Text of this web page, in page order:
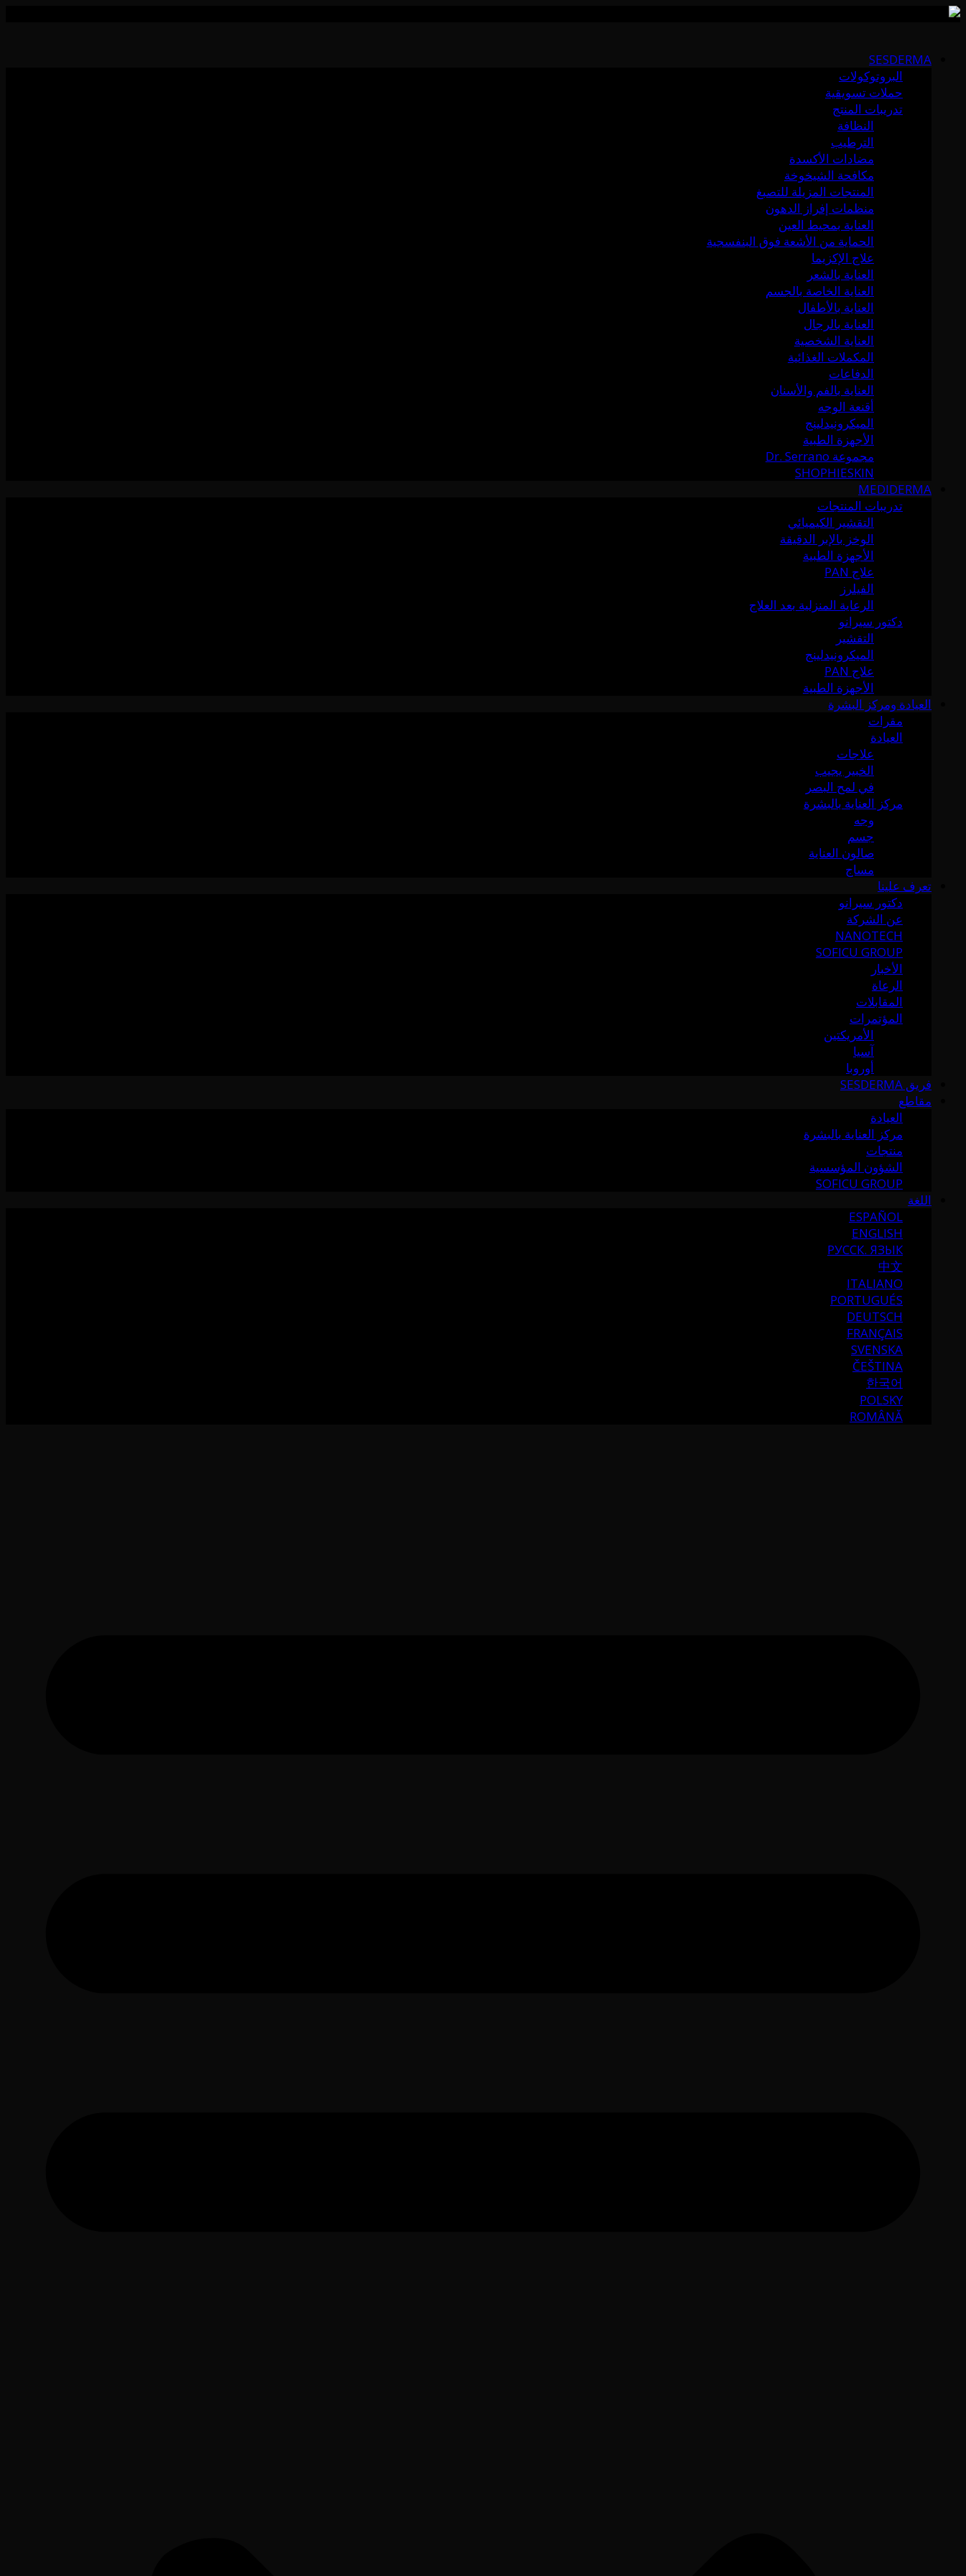
content
SESDERMA
البروتوكولات
حملات تسويقية
تدريبات المنتج
النظافة
الترطيب
مضادات الأكسدة
مكافحة الشيخوخة
المنتجات المزيلة للتصبغ
منظمات إفراز الدهون
العناية بمحيط العين
الحماية من الأشعة فوق البنفسجية
علاج الإكزيما
العناية بالشعر
العناية الخاصة بالجسم
العناية بالأطفال
العناية بالرجال
العناية الشخصية
المكملات الغذائية
الدفاعات
العناية بالفم والأسنان
أقنعة الوجه
الميكرونيدلينج
الأجهزة الطبية
مجموعة Dr. Serrano
SHOPHIESKIN
MEDIDERMA
تدريبات المنتجات
التقشير الكيميائي
الوخز بالإبر الدقيقة
الأجهزة الطبية
علاج PAN
الفيلرز
الرعاية المنزلية بعد العلاج
دكتور سيرانو
التقشير
الميكرونيدلينج
علاج PAN
الأجهزة الطبية
العيادة ومركز البشرة
مقرات
العيادة
علاجات
الخبير يجيب
في لمح البصر
مركز العناية بالبشرة
وجه
جسم
صالون العناية
مساج
تعرف علينا
دكتور سيرانو
عن الشركة
NANOTECH
SOFICU GROUP
الأخبار
الرعاة
المقابلات
المؤتمرات
الأمريكتين
آسيا
أوروبا
فريق SESDERMA
مقاطع
العيادة
مركز العناية بالبشرة
منتجات
الشؤون المؤسسية
SOFICU GROUP
اللغة
ESPAÑOL
ENGLISH
РУССК. ЯЗЫК
中文
ITALIANO
PORTUGUÉS
DEUTSCH
FRANÇAIS
SVENSKA
ČEŠTINA
한국어
POLSKY
ROMÂNĂ